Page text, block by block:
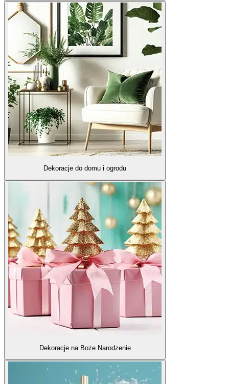
Dekoracje do domu i ogrodu
Dekoracje na Boże Narodzenie